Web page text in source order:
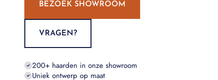
BEZOEK SHOWROOM
VRAGEN?
200+ haarden in onze showroom
Uniek ontwerp op maat